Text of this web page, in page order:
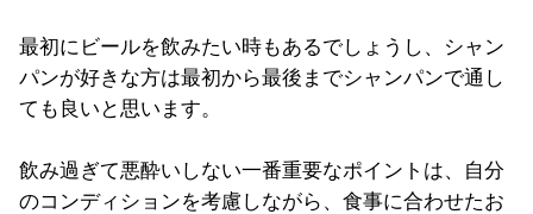
最初にビールを飲みたい時もあるでしょうし、シャン
パンが好きな方は最初から最後までシャンパンで通し
ても良いと思います。
飲み過ぎて悪酔いしない一番重要なポイントは、自分
のコンディションを考慮しながら、食事に合わせたお